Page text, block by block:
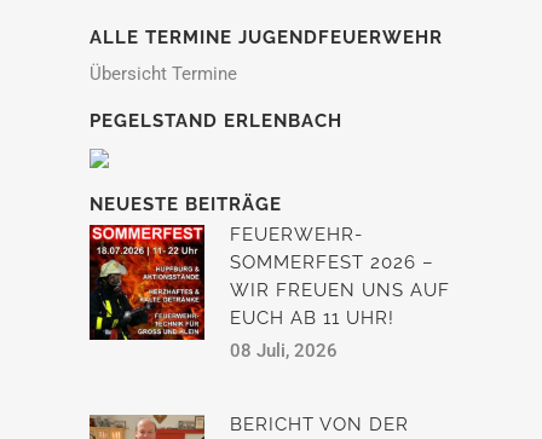
ALLE TERMINE JUGENDFEUERWEHR
Übersicht Termine
PEGELSTAND ERLENBACH
NEUESTE BEITRÄGE
FEUERWEHR-
SOMMERFEST 2026 –
WIR FREUEN UNS AUF
EUCH AB 11 UHR!
08 Juli, 2026
BERICHT VON DER